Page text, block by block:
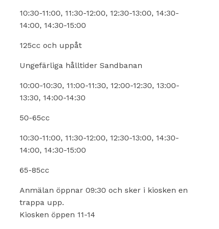
10:30-11:00, 11:30-12:00, 12:30-13:00, 14:30-
14:00, 14:30-15:00
125cc och uppåt
Ungefärliga hålltider Sandbanan
10:00-10:30, 11:00-11:30, 12:00-12:30, 13:00-
13:30, 14:00-14:30
50-65cc
10:30-11:00, 11:30-12:00, 12:30-13:00, 14:30-
14:00, 14:30-15:00
65-85cc
Anmälan öppnar 09:30 och sker i kiosken en
trappa upp.
Kiosken öppen 11-14